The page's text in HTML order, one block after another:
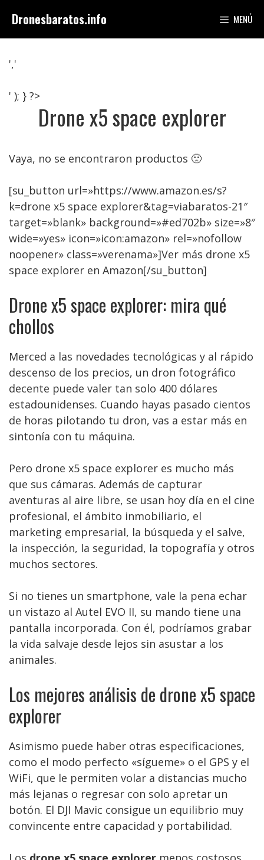
contenido
Dronesbaratos.info MENÚ
','
' ); } ?>
Drone x5 space explorer
Vaya, no se encontraron productos 🙁
[su_button url=»https://www.amazon.es/s?
k=drone x5 space explorer&tag=viabaratos-21″
target=»blank» background=»#ed702b» size=»8″
wide=»yes» icon=»icon:amazon» rel=»nofollow
noopener» class=»verenama»]Ver más drone x5
space explorer en Amazon[/su_button]
Drone x5 space explorer: mira qué
chollos
Merced a las novedades tecnológicas y al rápido
descenso de los precios, un dron fotográfico
decente puede valer tan solo 400 dólares
estadounidenses. Cuando hayas pasado cientos
de horas pilotando tu dron, vas a estar más en
sintonía con tu máquina.
Pero drone x5 space explorer es mucho más
que sus cámaras. Además de capturar
aventuras al aire libre, se usan hoy día en el cine
profesional, el ámbito inmobiliario, el
marketing empresarial, la búsqueda y el salve,
la inspección, la seguridad, la topografía y otros
muchos sectores.
Si no tienes un smartphone, vale la pena echar
un vistazo al Autel EVO II, su mando tiene una
pantalla incorporada. Con él, podríamos grabar
la vida salvaje desde lejos sin asustar a los
animales.
Los mejores análisis de drone x5 space
explorer
Asimismo puede haber otras especificaciones,
como el modo perfecto «sígueme» o el GPS y el
WiFi, que le permiten volar a distancias mucho
más lejanas o regresar con solo apretar un
botón. El DJI Mavic consigue un equilibrio muy
convincente entre capacidad y portabilidad.